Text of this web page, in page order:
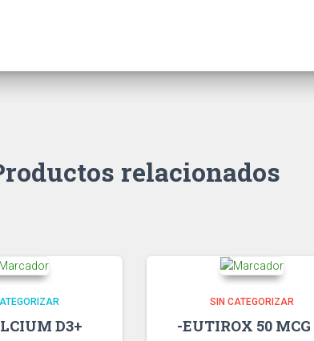
relacionados
D3+
SIN CATEGORIZAR
-EUTIROX 50